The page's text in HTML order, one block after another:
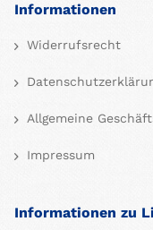
Informationen
Widerrufsrecht
Allgemeine
Impressum
Informationen zu